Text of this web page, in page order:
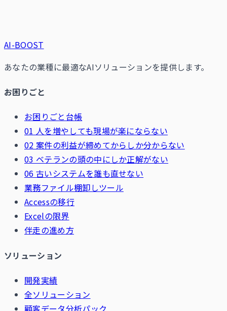
AI-BOOST
あなたの業種に最適なAIソリューションを提供します。
お困りごと
お困りごと台帳
01 人を増やしても現場が楽にならない
02 案件の利益が締めてからしか分からない
03 ベテランの頭の中にしか正解がない
06 古いシステムを誰も直せない
業務ファイル棚卸しツール
Accessの移行
Excelの限界
伴走の進め方
ソリューション
開発実績
全ソリューション
顧客データ分析パック